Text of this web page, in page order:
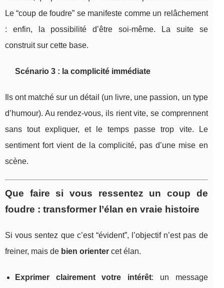
Le “coup de foudre” se manifeste comme un relâchement
: enfin, la possibilité d’être soi-même. La suite se
construit sur cette base.
Scénario 3 : la complicité immédiate
Ils ont matché sur un détail (un livre, une passion, un type
d’humour). Au rendez-vous, ils rient vite, se comprennent
sans tout expliquer, et le temps passe trop vite. Le
sentiment fort vient de la complicité, pas d’une mise en
scène.
Que faire si vous ressentez un coup de
foudre : transformer l’élan en vraie histoire
Si vous sentez que c’est “évident”, l’objectif n’est pas de
freiner, mais de bien orienter cet élan.
Exprimer clairement votre intérêt: un message